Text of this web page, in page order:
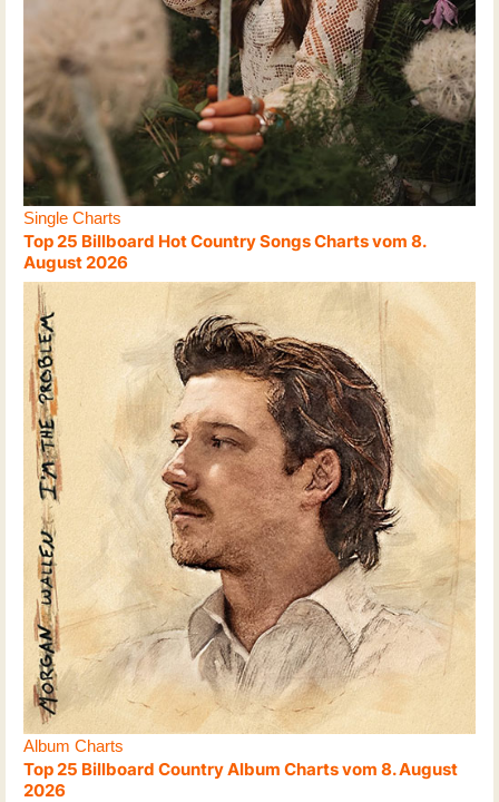
Single Charts
Top 25 Billboard Hot Country Songs Charts vom 8.
August 2026
Album Charts
Top 25 Billboard Country Album Charts vom 8. August
2026